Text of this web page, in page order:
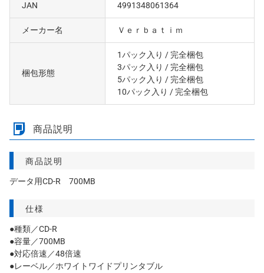
JAN 4991348061364
メーカー名 Ｖｅｒｂａｔｉｍ
梱包形態
1パック入り / 完全梱包
3パック入り / 完全梱包
5パック入り / 完全梱包
10パック入り / 完全梱包
商品説明
商品説明
データ用CD-R 700MB
仕様
●種類／CD-R
●容量／700MB
●対応倍速／48倍速
●レーベル／ホワイトワイドプリンタブル